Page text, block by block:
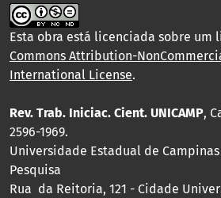
Esta obra está licenciada sobre um
Commons Attribution-
International License.
Rev. Trab. Iniciac. Cient. UNICAMP,
2596-1969.
Universidade Estadual de
Pesquisa
Rua da Reitoria, 121 - Cidade